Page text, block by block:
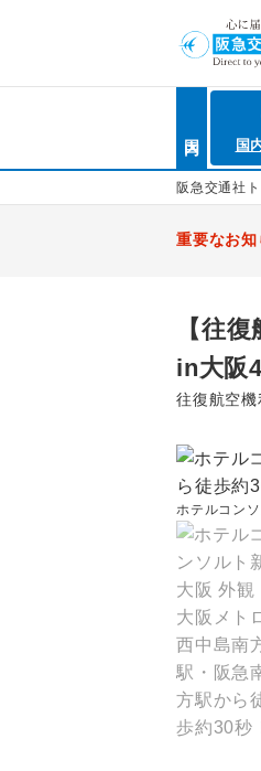
国
阪急交通社
重要なお知
【往
in大阪
往復航空
ホテルコン